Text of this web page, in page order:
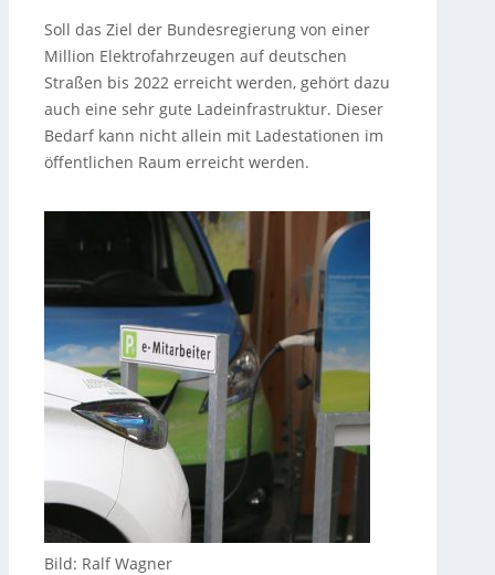
Soll das Ziel der Bundesregierung von einer
Million Elektrofahrzeugen auf deutschen
Straßen bis 2022 erreicht werden, gehört dazu
auch eine sehr gute Ladeinfrastruktur. Dieser
Bedarf kann nicht allein mit Ladestationen im
öffentlichen Raum erreicht werden.
Bild: Ralf Wagner